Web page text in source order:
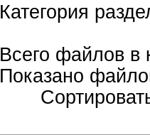
Категория
Всего файлов в
Показано